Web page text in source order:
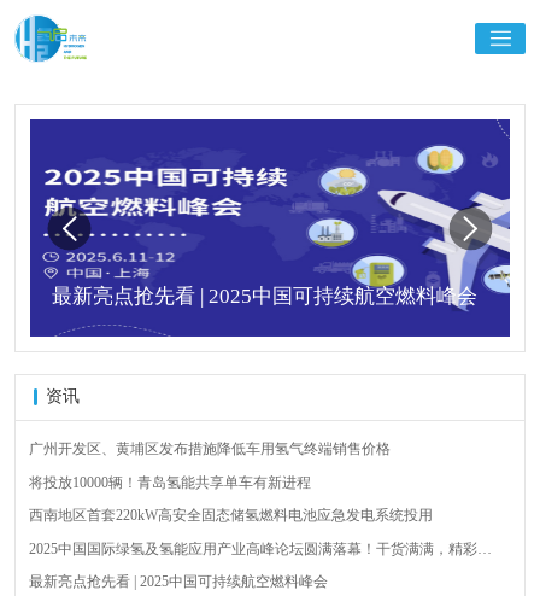
最新亮点抢先看 | 2025中国可持续航空燃料峰会
资讯
广州开发区、黄埔区发布措施降低车用氢气终端销售价格
将投放10000辆！青岛氢能共享单车有新进程
西南地区首套220kW高安全固态储氢燃料电池应急发电系统投用
2025中国国际绿氢及氢能应用产业高峰论坛圆满落幕！干货满满，精彩瞬
间不容错过！
最新亮点抢先看 | 2025中国可持续航空燃料峰会